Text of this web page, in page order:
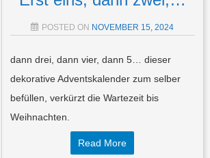
POSTED ON NOVEMBER 15, 2024
dann drei, dann vier, dann 5… dieser
dekorative Adventskalender zum selber
befüllen, verkürzt die Wartezeit bis
Weihnachten.
Read More